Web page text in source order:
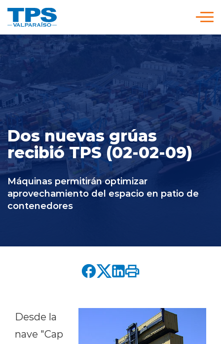
Somos TPS
Nuestra Visión Estratégica
Servicios y Tarifas
Políticas y Procedimientos
Prensa
Dos nuevas grúas
recibió TPS (02-02-09)
Máquinas permitirán optimizar
aprovechamiento del espacio en patio de
contenedores
Desde la
nave "Cap